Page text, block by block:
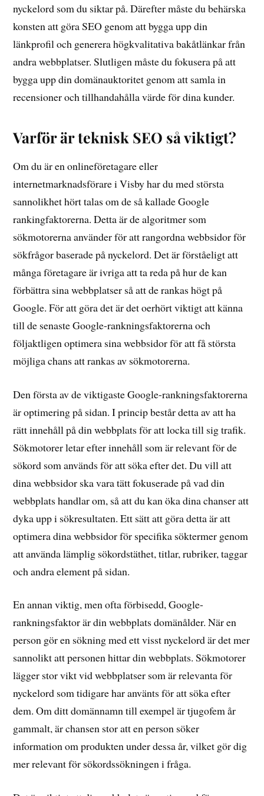
nyckelord som du siktar på. Därefter måste du behärska
konsten att göra SEO genom att bygga upp din
länkprofil och generera högkvalitativa bakåtlänkar från
andra webbplatser. Slutligen måste du fokusera på att
bygga upp din domänauktoritet genom att samla in
recensioner och tillhandahålla värde för dina kunder.
Varför är teknisk SEO så viktigt?
Om du är en onlineföretagare eller
internetmarknadsförare i Visby har du med största
sannolikhet hört talas om de så kallade Google
rankingfaktorerna. Detta är de algoritmer som
sökmotorerna använder för att rangordna webbsidor för
sökfrågor baserade på nyckelord. Det är förståeligt att
många företagare är ivriga att ta reda på hur de kan
förbättra sina webbplatser så att de rankas högt på
Google. För att göra det är det oerhört viktigt att känna
till de senaste Google-rankningsfaktorerna och
följaktligen optimera sina webbsidor för att få största
möjliga chans att rankas av sökmotorerna.
Den första av de viktigaste Google-rankningsfaktorerna
är optimering på sidan. I princip består detta av att ha
rätt innehåll på din webbplats för att locka till sig trafik.
Sökmotorer letar efter innehåll som är relevant för de
sökord som används för att söka efter det. Du vill att
dina webbsidor ska vara tätt fokuserade på vad din
webbplats handlar om, så att du kan öka dina chanser att
dyka upp i sökresultaten. Ett sätt att göra detta är att
optimera dina webbsidor för specifika söktermer genom
att använda lämplig sökordstäthet, titlar, rubriker, taggar
och andra element på sidan.
En annan viktig, men ofta förbisedd, Google-
rankningsfaktor är din webbplats domänålder. När en
person gör en sökning med ett visst nyckelord är det mer
sannolikt att personen hittar din webbplats. Sökmotorer
lägger stor vikt vid webbplatser som är relevanta för
nyckelord som tidigare har använts för att söka efter
dem. Om ditt domännamn till exempel är tjugofem år
gammalt, är chansen stor att en person söker
information om produkten under dessa år, vilket gör dig
mer relevant för sökordssökningen i fråga.